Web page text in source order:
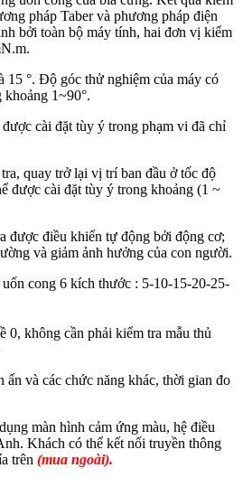
pháp Taber và phương pháp điện
bởi toàn bộ máy tính, hai đơn vị kiểm
15 °. Độ góc thử nghiệm của máy có
1~90°.
cài đặt tùy ý trong phạm vi đã chỉ
quay trở lại vị trí ban đầu ở tốc độ
được cài đặt tùy ý trong khoảng (1 ~
được điều khiển tự động bởi động cơ;
và giảm ảnh hưởng của con người.
cong 6 kích thước : 5-10-15-20-25-
0, không cần phải kiểm tra mẫu thủ
và các chức năng khác, thời gian đo
màn hình cảm ứng màu, hệ điều
Khách có thể kết nối truyền thông
trên (mua ngoài).